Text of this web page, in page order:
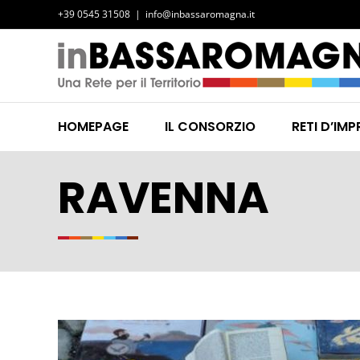
al
contenuto
+39 0545 31508 | info@inbassaromagna.it
HOMEPAGE IL CONSORZIO RETI
RAVENNA